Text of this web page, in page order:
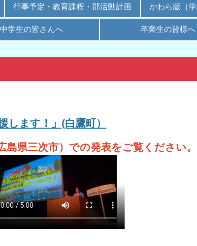
行事予定・教育課程・部活動計画 かわら版（学
中学生の皆さんへ 卒業生の皆様へ
ます！」(白鷹町）
県三次市）での発表をご覧ください。